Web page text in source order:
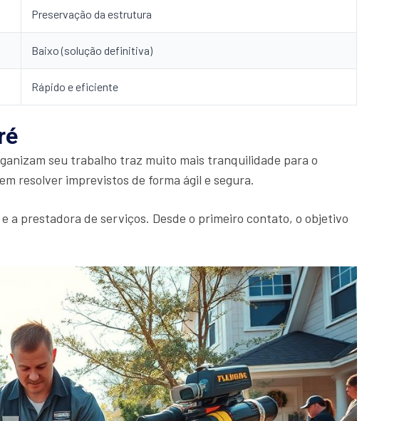
Preservação da estrutura
Baixo (solução definitiva)
Rápido e eficiente
seu trabalho traz muito mais tranquilidade para o
resolver imprevistos de forma ágil e segura.
prestadora de serviços. Desde o primeiro contato, o objetivo